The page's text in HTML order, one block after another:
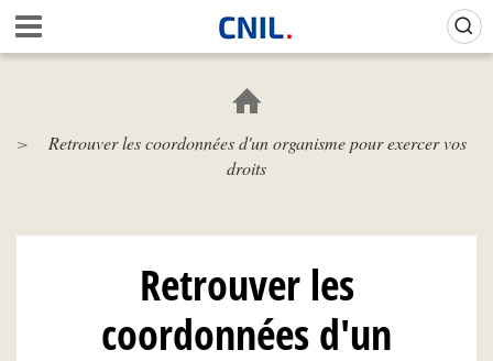
Aller
au
contenu
c
i
N
L
Retrouver les coordonnées d'un organisme pour exercer vos
droits
Retrouver les
coordonnées d'un
Gestion de vos préférences sur les cookies (témoins de connexion)